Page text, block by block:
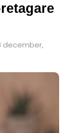
december,